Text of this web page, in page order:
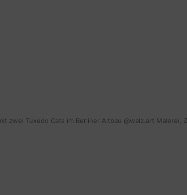
zwei Tuxedo Cats im Berliner Altbau @walz.art